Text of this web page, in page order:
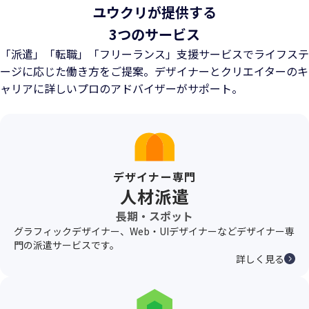
ユウクリが提供する
3つのサービス
「派遣」「転職」「フリーランス」支援サービスでライフステ
ージに応じた働き方をご提案。 デザイナーとクリエイターのキ
ャリアに詳しいプロのアドバイザーがサポート。
デザイナー専門
人材派遣
長期・スポット
グラフィックデザイナー、Web・UIデザイナーなどデザイナー専
門の派遣サービスです。
詳しく見る